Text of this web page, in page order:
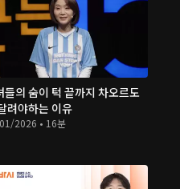
들의 숨이 턱 끝까지 차오르도
려야하는 이유
2026 • 16분